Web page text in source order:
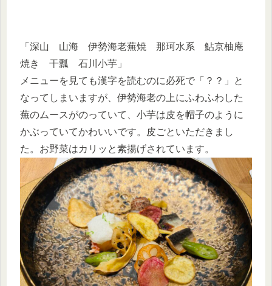
「深山 山海 伊勢海老蕪焼 那珂水系 鮎京柚庵
焼き 干瓢 石川小芋」
メニューを見ても漢字を読むのに必死で「？？」と
なってしまいますが、伊勢海老の上にふわふわした
蕪のムースがのっていて、小芋は皮を帽子のように
かぶっていてかわいいです。皮ごといただきまし
た。お野菜はカリッと素揚げされています。